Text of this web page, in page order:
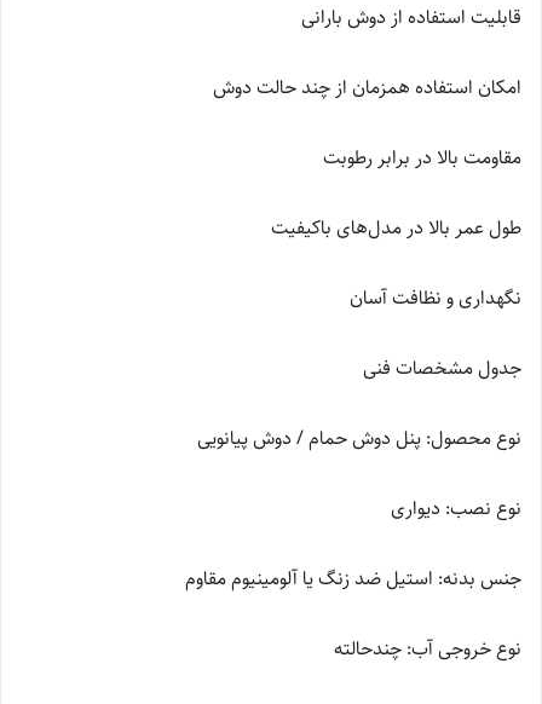
قابلیت استفاده از دوش بارانی
امکان استفاده همزمان از چند حالت دوش
مقاومت بالا در برابر رطوبت
طول عمر بالا در مدل‌های باکیفیت
نگهداری و نظافت آسان
جدول مشخصات فنی
نوع محصول: پنل دوش حمام / دوش پیانویی
نوع نصب: دیواری
جنس بدنه: استیل ضد زنگ یا آلومینیوم مقاوم
نوع خروجی آب: چندحالته